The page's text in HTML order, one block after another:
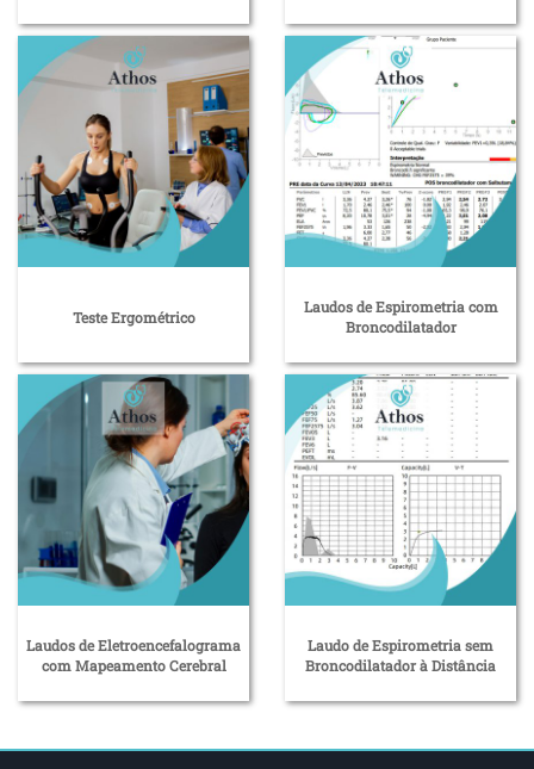
Teste Ergométrico
Laudos de Espirometria com
Broncodilatador
Laudos de Eletroencefalograma
com Mapeamento Cerebral
Laudo de Espirometria sem
Broncodilatador à Distância